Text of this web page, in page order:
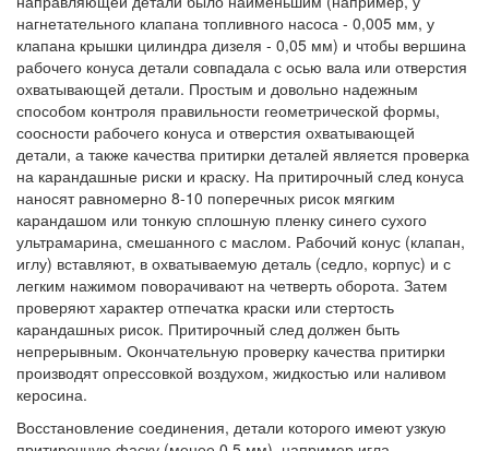
нагнетательного клапана топливного насоса - 0,005 мм, у
клапана крышки цилиндра дизеля - 0,05 мм) и чтобы вершина
рабочего конуса детали совпадала с осью вала или отверстия
охватывающей детали. Простым и довольно надежным
способом контроля правильности геометрической формы,
соосности рабочего конуса и отверстия охватывающей
детали, а также качества притирки деталей является проверка
на карандашные риски и краску. На притирочный след конуса
наносят равномерно 8-10 поперечных рисок мягким
карандашом или тонкую сплошную пленку синего сухого
ультрамарина, смешанного с маслом. Рабочий конус (клапан,
иглу) вставляют, в охватываемую деталь (седло, корпус) и с
легким нажимом поворачивают на четверть оборота. Затем
проверяют характер отпечатка краски или стертость
карандашных рисок. Притирочный след должен быть
непрерывным. Окончательную проверку качества притирки
производят опрессовкой воздухом, жидкостью или наливом
керосина.
Восстановление соединения, детали которого имеют узкую